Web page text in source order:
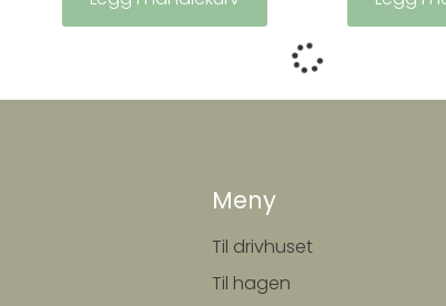
Meny
Til drivhuset
Til hagen